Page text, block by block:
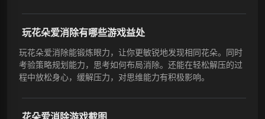
玩花朵爱消除有哪些游戏益处
玩花朵爱消除能锻炼眼力，让你更敏锐地发现相同花朵。同时
考验策略规划能力，思考如何布局消除。还能在轻松解压的过
程中放松身心，缓解压力，对思维能力有积极影响。
花朵爱消除游戏截图